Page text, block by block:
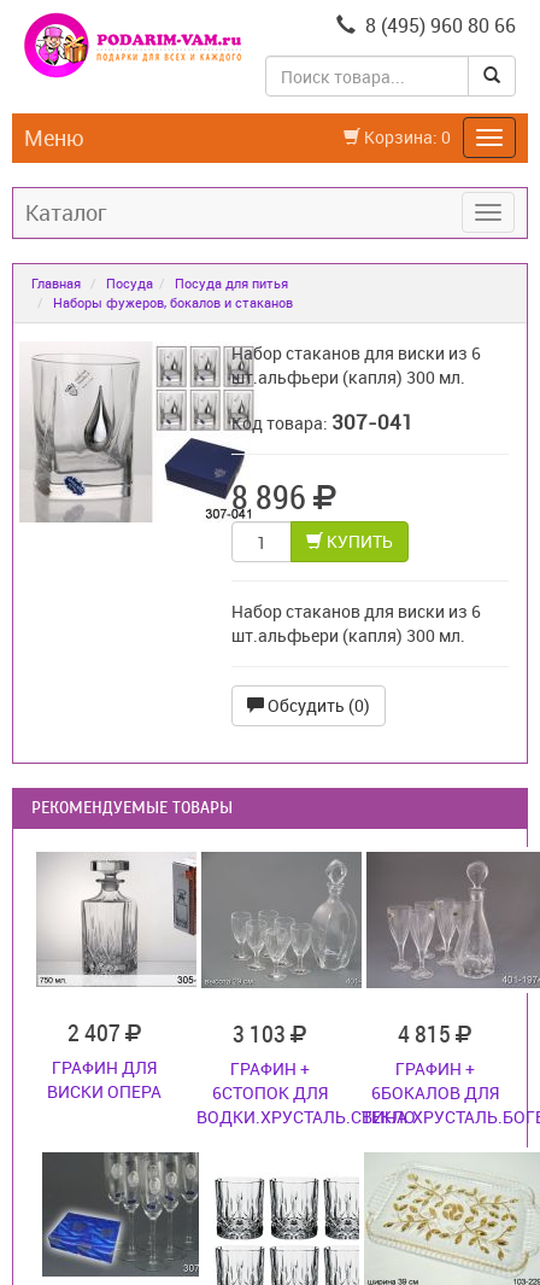
8 (495) 960 80 66
Корзина: 0
Меню
Каталог
Главная Посуда
Посуда для питья
Наборы фужеров, бокалов и стаканов
Набор стаканов для виски из 6
шт.альфьери (капля) 300 мл.
Код товара: 307-041
8 896
КУПИТЬ
Набор стаканов для виски из 6
шт.альфьери (капля) 300 мл.
Обсудить (0)
РЕКОМЕНДУЕМЫЕ ТОВАРЫ
2 407
ГРАФИН ДЛЯ
ВИСКИ ОПЕРА
3 103
ГРАФИН +
6СТОПОК ДЛЯ
ВОДКИ.ХРУСТАЛЬ.СТЕКЛО
4 815
ГРАФИН +
6БОКАЛОВ ДЛЯ